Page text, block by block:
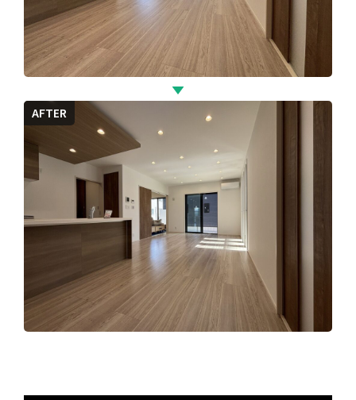
AFTER